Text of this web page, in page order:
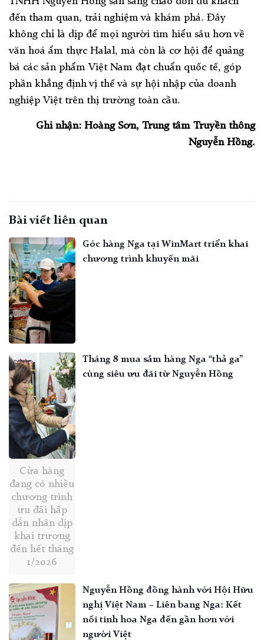
đến tham quan, trải nghiệm và khám phá. Đây
không chỉ là dịp để mọi người tìm hiểu sâu hơn về
văn hoá ẩm thực Halal, mà còn là cơ hội để quảng
bá các sản phẩm Việt Nam đạt chuẩn quốc tế, góp
phần khẳng định vị thế và sự hội nhập của doanh
nghiệp Việt trên thị trường toàn cầu.
Ghi nhận: Hoàng Sơn, Trung tâm Truyền thông
Nguyễn Hồng.
Bài viết liên quan
Góc hàng Nga tại WinMart triển khai
chương trình khuyến mãi
Cửa hàng
đang có nhiều
chương trình
ưu đãi hấp
dẫn nhân dịp
khai trương
đến hết tháng
1/2026
Tháng 8 mua sắm hàng Nga “thả ga”
cùng siêu ưu đãi từ Nguyễn Hồng
Nguyễn Hồng đồng hành với Hội Hữu
nghị Việt Nam – Liên bang Nga: Kết
nối tinh hoa Nga đến gần hơn với
người Việt